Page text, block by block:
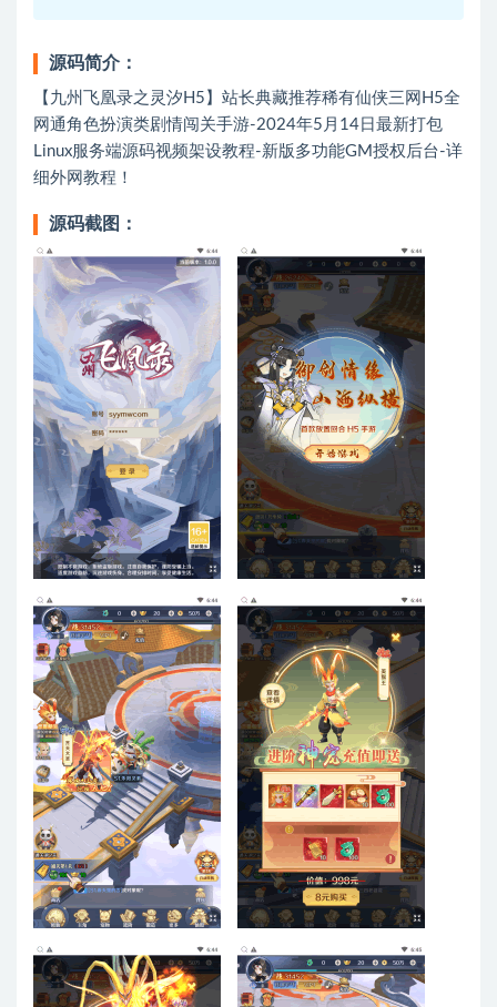
源码简介：
【九州飞凰录之灵汐H5】站长典藏推荐稀有仙侠三网H5全
网通角色扮演类剧情闯关手游-2024年5月14日最新打包
Linux服务端源码视频架设教程-新版多功能GM授权后台-详
细外网教程！
源码截图：